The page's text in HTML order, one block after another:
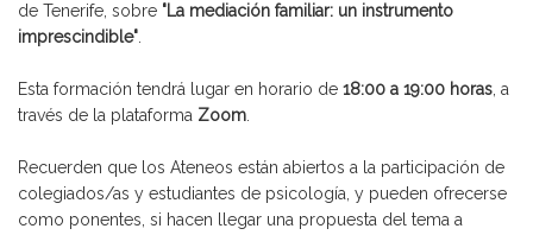
de Tenerife, sobre "La mediación familiar: un instrumento
imprescindible"
Esta formación tendrá lugar en horario de 18:00 a 19:00 horas , a
través de la plataforma Zoom
Recuerden que los Ateneos están abiertos a la participación de
colegiados/as y estudiantes de psicología, y pueden ofrecerse
como ponentes, si hacen llegar una propuesta del tema a